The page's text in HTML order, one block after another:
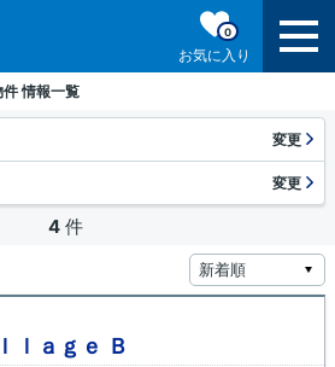
お気に入り
0
情報一覧
変更
変更
4 件
ｌａｇｅ Ｂ